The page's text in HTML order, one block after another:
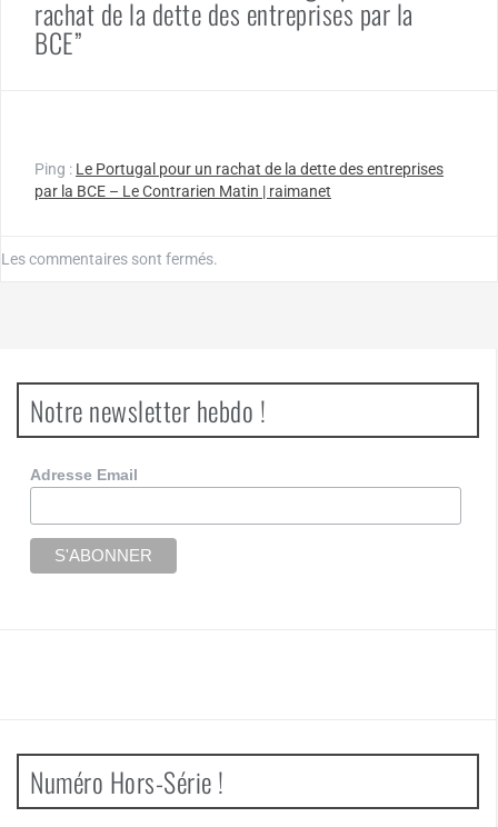
rachat de la dette des entreprises par la
BCE”
Ping : Le Portugal pour un rachat de la dette des entreprises
par la BCE – Le Contrarien Matin | raimanet
Les commentaires sont fermés.
Notre newsletter hebdo !
Adresse Email
Numéro Hors-Série !